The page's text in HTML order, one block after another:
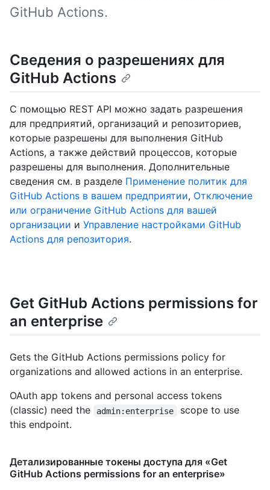
GitHub Actions.
Сведения о разрешениях для
GitHub Actions
С помощью REST API можно задать разрешения
для предприятий, организаций и репозиториев,
которые разрешены для выполнения GitHub
Actions, а также действий процессов, которые
разрешены для выполнения. Дополнительные
сведения см. в разделе Применение политик для
GitHub Actions в вашем предприятии, Отключение
или ограничение GitHub Actions для вашей
организации и Управление настройками GitHub
Actions для репозитория.
Get GitHub Actions permissions for
an enterprise
Gets the GitHub Actions permissions policy for
organizations and allowed actions in an enterprise.
OAuth app tokens and personal access tokens
(classic) need the
admin:enterprise
scope to use
this endpoint.
Детализированные токены доступа для «Get
GitHub Actions permissions for an enterprise»